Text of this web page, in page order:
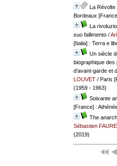
La Révolte
Bordeaux
La
suo fallimento/
[Italia] : Terra e
Un siècle
biographique des
d'avant-garde et
LOUVET/ Paris
(1959 - 1963)
Soixante
[France] :
The
Sébastien FAURE
(2019)